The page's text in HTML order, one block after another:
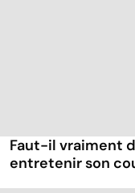
Faut-il vraiment
entretenir son